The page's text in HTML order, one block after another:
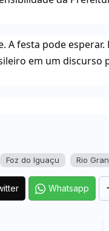
A festa pode
em um discurso
Foz do Iguaçu Rio
Whatsapp